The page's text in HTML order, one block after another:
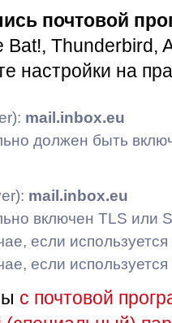
почтовой
Bat!, Thunderbird,
настройки на
mail.inbox.eu
должен быть
mail.inbox.eu
включен TLS или
если
если
с почтовой